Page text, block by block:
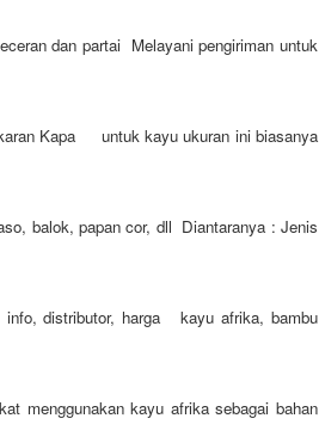
dan partai Melayani pengiriman untuk
Kapa untuk kayu ukuran ini biasanya
balok, papan cor, dll Diantaranya : Jenis
info, distributor, harga kayu afrika, bambu
menggunakan kayu afrika sebagai bahan